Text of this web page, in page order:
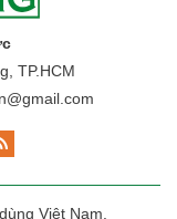
TP.HCM
Việt Nam.